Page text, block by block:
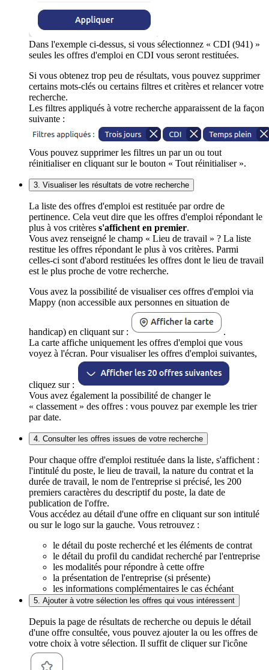
Dans l'exemple ci-dessus, si vous sélectionnez « CDI (941) »
seules les offres d'emploi en CDI vous seront restituées.
Si vous obtenez trop peu de résultats, vous pouvez supprimer
certains mots-clés ou certains filtres et critères et relancer votre
recherche.
Les filtres appliqués à votre recherche apparaissent de la façon
suivante :
Vous pouvez supprimer les filtres un par un ou tout
réinitialiser en cliquant sur le bouton « Tout réinitialiser ».
3. Visualiser les résultats de votre recherche
La liste des offres d'emploi est restituée par ordre de
pertinence. Cela veut dire que les offres d'emploi répondant le
plus à vos critères s'affichent en premier.
Vous avez renseigné le champ « Lieu de travail » ? La liste
restitue les offres répondant le plus à vos critères. Parmi
celles-ci sont d'abord restituées les offres dont le lieu de travail
est le plus proche de votre recherche.
Vous avez la possibilité de visualiser ces offres d'emploi via
Mappy (non accessible aux personnes en situation de
handicap) en cliquant sur :
.
La carte affiche uniquement les offres d'emploi que vous
voyez à l'écran. Pour visualiser les offres d'emploi suivantes,
cliquez sur :
Vous avez également la possibilité de changer le
« classement » des offres : vous pouvez par exemple les trier
par date.
4. Consulter les offres issues de votre recherche
Pour chaque offre d'emploi restituée dans la liste, s'affichent :
l'intitulé du poste, le lieu de travail, la nature du contrat et la
durée de travail, le nom de l'entreprise si précisé, les 200
premiers caractères du descriptif du poste, la date de
publication de l'offre.
Vous accédez au détail d'une offre en cliquant sur son intitulé
ou sur le logo sur la gauche. Vous retrouvez :
le détail du poste recherché et les éléments de contrat
le détail du profil du candidat recherché par l'entreprise
les modalités pour répondre à cette offre
la présentation de l'entreprise (si présente)
les informations complémentaires le cas échéant
5. Ajouter à votre sélection les offres qui vous intéressent
Depuis la page de résultats de recherche ou depuis le détail
d'une offre consultée, vous pouvez ajouter la ou les offres de
votre choix à votre sélection. Il suffit de cliquer sur l'icône